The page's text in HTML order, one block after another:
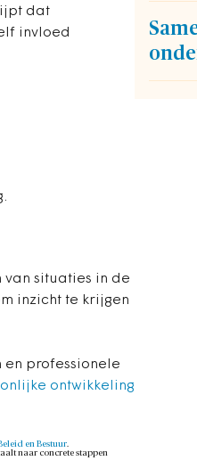
dat
invloed
situaties in de
inzicht te krijgen
en professionele
ontwikkeling
en Bestuur.
naar concrete stappen